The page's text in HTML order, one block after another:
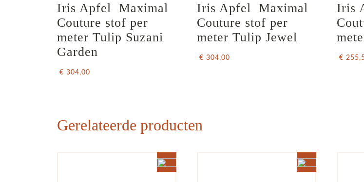
Iris Apfel  Maximal
Couture stof per
meter Tulip Suzani
Garden
€ 304,00
Iris Apfel  Maximal
Couture stof per
meter Tulip Jewel
€ 304,00
Iris
€
Gerelateerde producten